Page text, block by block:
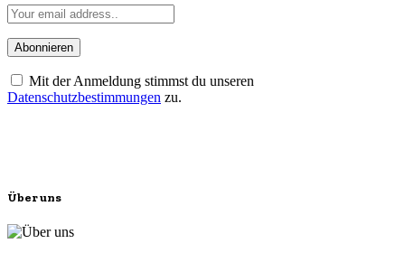
Mit der Anmeldung stimmst du unseren
Datenschutzbestimmungen zu.
Über uns